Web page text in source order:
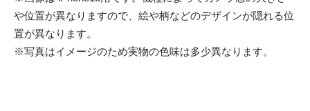
や位置が異なりますので、絵や柄などのデザインが隠れる位
置が異なります。
※写真はイメージのため実物の色味は多少異なります。